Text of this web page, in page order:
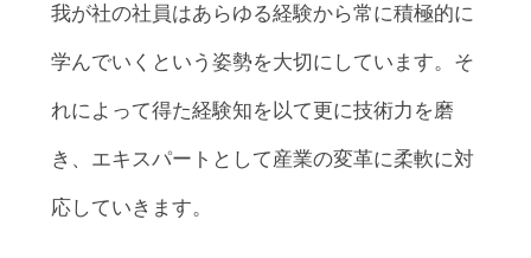
我が社の社員はあらゆる経験から常に積極的に
学んでいくという姿勢を大切にしています。そ
れによって得た経験知を以て更に技術力を磨
き、エキスパートとして産業の変革に柔軟に対
応していきます。